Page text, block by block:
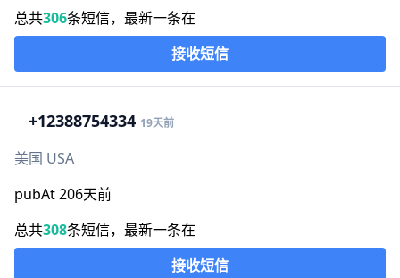
总共306条短信，最新一条在
接收短信
+12388754334 19天前
美国 USA
pubAt 206天前
总共308条短信，最新一条在
接收短信